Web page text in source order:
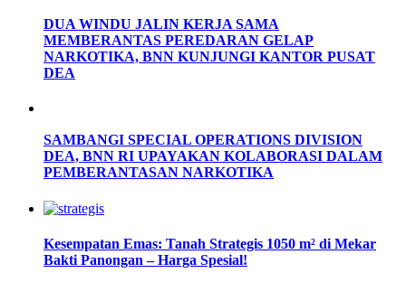
DUA WINDU JALIN KERJA SAMA
MEMBERANTAS PEREDARAN GELAP
NARKOTIKA, BNN KUNJUNGI KANTOR PUSAT
DEA
SAMBANGI SPECIAL OPERATIONS DIVISION
DEA, BNN RI UPAYAKAN KOLABORASI DALAM
PEMBERANTASAN NARKOTIKA
Kesempatan Emas: Tanah Strategis 1050 m² di Mekar
Bakti Panongan – Harga Spesial!